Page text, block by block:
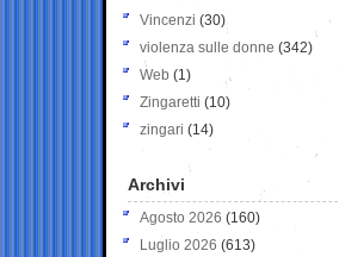
Vincenzi (30)
violenza sulle donne (342)
Web (1)
Zingaretti (10)
zingari (14)
Archivi
Agosto 2026 (160)
Luglio 2026 (613)